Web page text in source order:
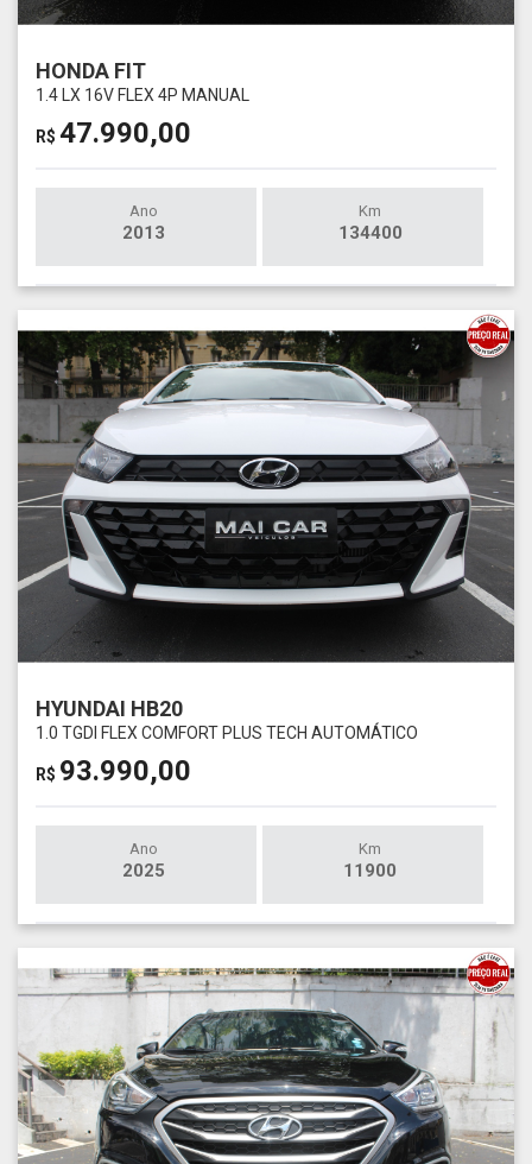
HONDA FIT
1.4 LX 16V FLEX 4P MANUAL
R$ 47.990,00
Ano
2013
Km
134400
HYUNDAI HB20
1.0 TGDI FLEX COMFORT PLUS TECH AUTOMÁTICO
R$ 93.990,00
Ano
2025
Km
11900